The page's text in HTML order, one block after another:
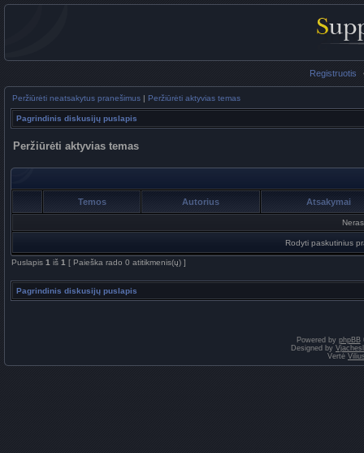
Registruotis
Peržiūrėti neatsakytus pranešimus | Peržiūrėti aktyvias temas
Pagrindinis diskusijų puslapis
Peržiūrėti aktyvias temas
Temos Autorius Atsakymai
Rodyti paskutinius
Puslapis 1 iš 1 [ Paieška rado 0 atitikmenis(ų) ]
Pagrindinis diskusijų puslapis
Powered by phpBB
Designed by
Vertė